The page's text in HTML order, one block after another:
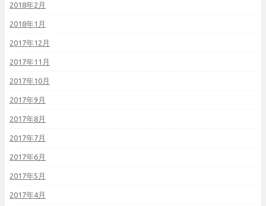
2018年2月
2018年1月
2017年12月
2017年11月
2017年10月
2017年9月
2017年8月
2017年7月
2017年6月
2017年5月
2017年4月